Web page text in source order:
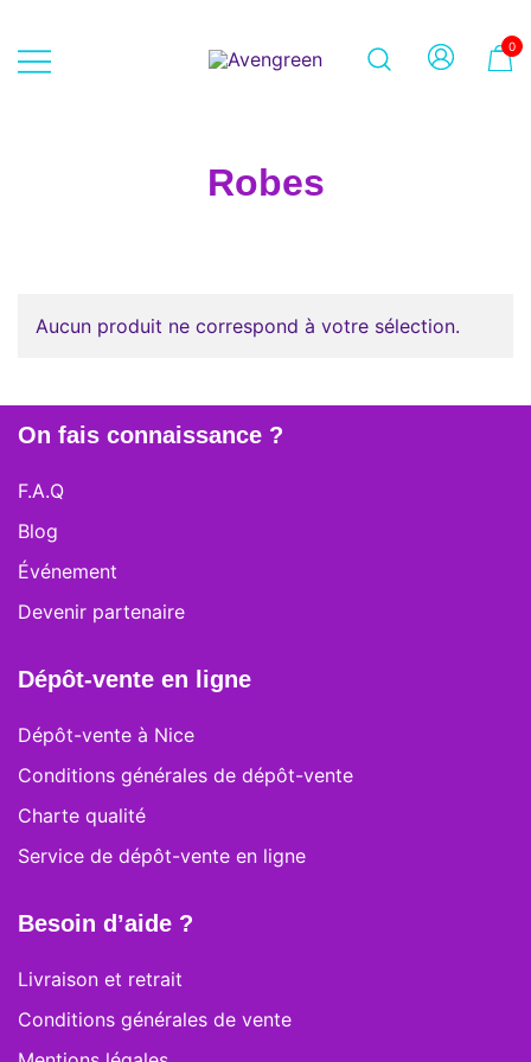
content
0
Robes
Aucun produit ne correspond à votre sélection.
On fais connaissance ?
F.A.Q
Blog
Événement
Devenir partenaire
Dépôt-vente en ligne
Dépôt-vente à Nice
Conditions générales de dépôt-vente
Charte qualité
Service de dépôt-vente en ligne
Besoin d’aide ?
Livraison et retrait
Conditions générales de vente